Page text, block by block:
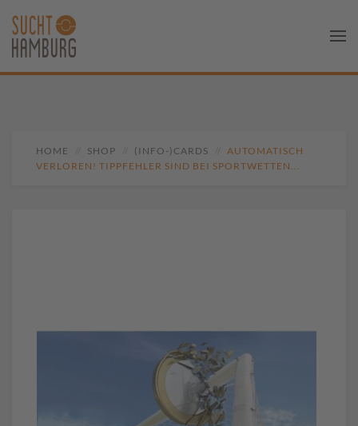
HOME SHOP (INFO-)CARDS
AUTOMATISCH
VERLOREN! TIPPFEHLER SIND BEI SPORTWETTEN...